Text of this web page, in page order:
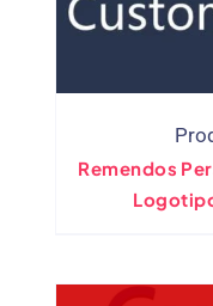
Remendos